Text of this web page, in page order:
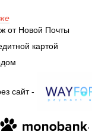
от Новой Почты
картой
сайт -
,